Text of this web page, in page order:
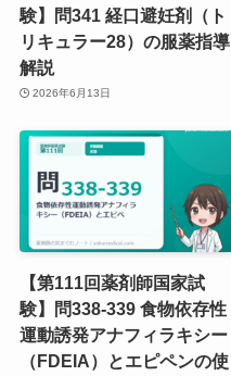
験】問341 経口避妊剤（ト
リキュラー28）の服薬指導
解説
2026年6月13日
【第111回薬剤師国家試
験】問338-339 食物依存性
運動誘発アナフィラキシー
（FDEIA）とエピペンの使